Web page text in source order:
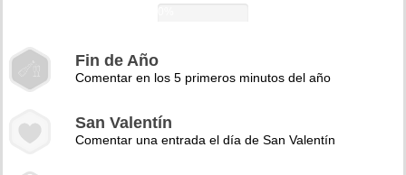
Fin de Año
Comentar en los 5 primeros minutos del año
San Valentín
Comentar una entrada el día de San Valentín